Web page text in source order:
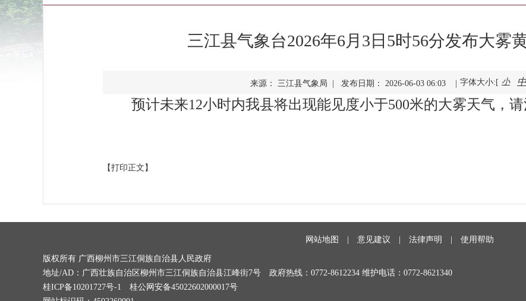
三江县气象台2026年6月3日5时56分发布大雾
来源： 三江县气象局 | 发布日期： 2026-06-03 06:03 | 字体大小:[ 小 中
预计未来12小时内我县将出现能见度小于500米的大雾天气，请
【打印正文】
网站地图 意见建议 法律声明 使用帮助
版权所有 广西柳州市三江侗族自治县人民政府
地址/AD：广西壮族自治区柳州市三江侗族自治县江峰街7号
政府热线：0772-8612234 维护电话：0772-8621340
桂ICP备10201727号-1
桂公网安备45022602000017号